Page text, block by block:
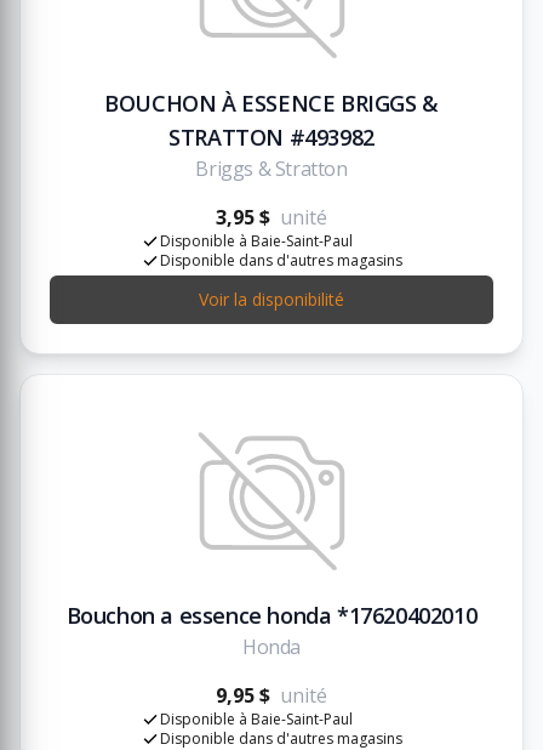
BOUCHON À ESSENCE BRIGGS &
STRATTON #493982
Briggs & Stratton
3,95 $ unité
Disponible à Baie-Saint-Paul
Disponible dans d'autres magasins
Voir la disponibilité
Bouchon a essence honda *17620402010
Honda
9,95 $ unité
Disponible à Baie-Saint-Paul
Disponible dans d'autres magasins